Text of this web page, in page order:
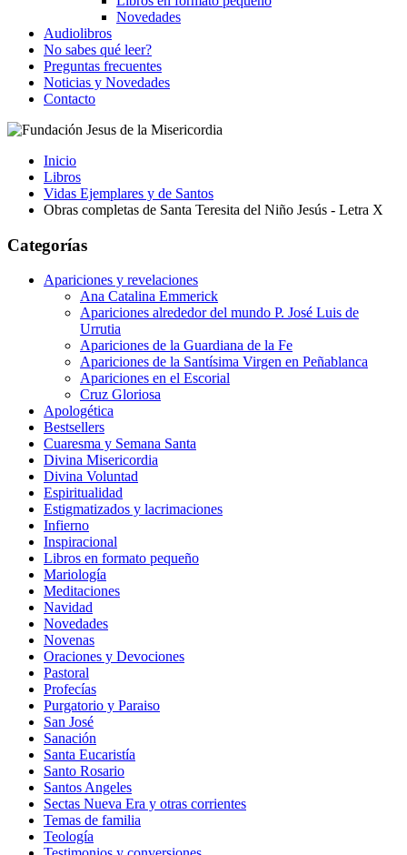
Novedades
Audiolibros
No sabes qué leer?
Preguntas frecuentes
Noticias y Novedades
Contacto
Inicio
Libros
Vidas Ejemplares y de Santos
Obras completas de Santa Teresita del Niño Jesús - Letra X
Categorías
Apariciones y revelaciones
Ana Catalina Emmerick
Apariciones alrededor del mundo P. José Luis de
Urrutia
Apariciones de la Guardiana de la Fe
Apariciones de la Santísima Virgen en Peñablanca
Apariciones en el Escorial
Cruz Gloriosa
Apologética
Bestsellers
Cuaresma y Semana Santa
Divina Misericordia
Divina Voluntad
Espiritualidad
Estigmatizados y lacrimaciones
Infierno
Inspiracional
Libros en formato pequeño
Mariología
Meditaciones
Navidad
Novedades
Novenas
Oraciones y Devociones
Pastoral
Profecías
Purgatorio y Paraiso
San José
Sanación
Santa Eucaristía
Santo Rosario
Santos Angeles
Sectas Nueva Era y otras corrientes
Temas de familia
Teología